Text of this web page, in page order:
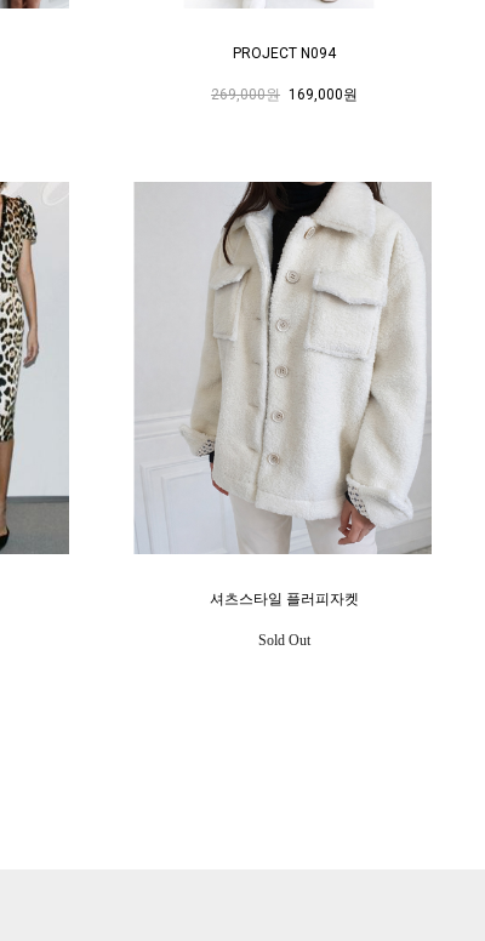
PROJECT N094
269,000원 169,000원
셔츠스타일 플러피자켓
Sold Out